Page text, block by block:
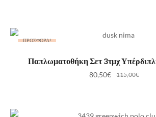
ΠΡΟΣΦΟΡΆ!
ΠΡΟΣΘΉΚΗ ΣΤΟ ΚΑΛΆΘΙ
Παπλωματοθήκη Σετ 3τμχ
115,00€
80,50€